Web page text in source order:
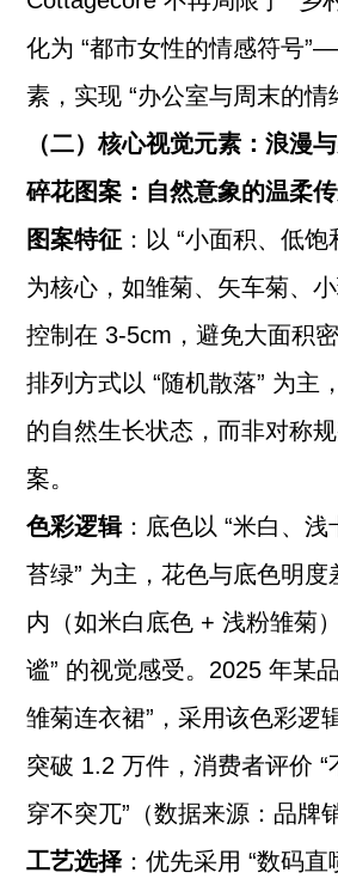
化为 “都市女性的情感符号
素，实现 “办公室与周末的情
（二）核心视觉元素：浪漫
碎花图案：自然意象的温柔
图案特征 ：以 “小面积、低
为核心，如雏菊、矢车菊、
控制在 3-5cm，避免大面积
排列方式以 “随机散落” 为主
的自然生长状态，而非对称
案。
色彩逻辑：底色以 “米白、
苔绿” 为主，花色与底色明度
内（如米白底色 + 浅粉雏菊
谧” 的视觉感受。2025 年某
雏菊连衣裙”，采用该色彩逻
突破 1.2 万件，消费者评价 “
穿不突兀”（数据来源：品牌
工艺选择 ：优先采用 “数码